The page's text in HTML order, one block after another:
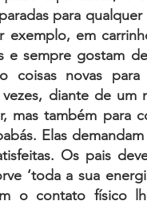
para
exemplo, em
e sempre gostam
coisas novas
vezes, diante de
mas também para
Elas
Os pais
‘toda a sua
o contato físico